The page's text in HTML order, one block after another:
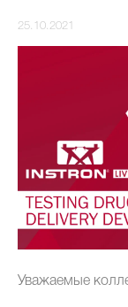
25.10.2021
Уважаемые